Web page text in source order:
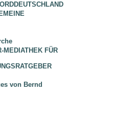
FÜR
von Bernd